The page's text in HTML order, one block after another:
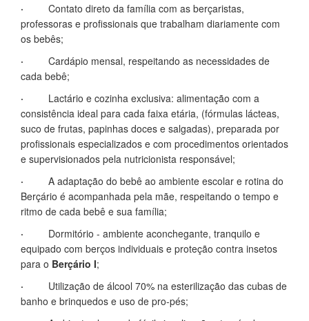
· Contato direto da família com as berçaristas,
professoras e profissionais que trabalham diariamente com
os bebês;
· Cardápio mensal, respeitando as necessidades de
cada bebê;
· Lactário e cozinha exclusiva: alimentação com a
consistência ideal para cada faixa etária, (fórmulas lácteas,
suco de frutas, papinhas doces e salgadas), preparada por
profissionais especializados e com procedimentos orientados
e supervisionados pela nutricionista responsável;
· A adaptação do bebê ao ambiente escolar e rotina do
Berçário é acompanhada pela mãe, respeitando o tempo e
ritmo de cada bebê e sua família;
· Dormitório - ambiente aconchegante, tranquilo e
equipado com berços individuais e proteção contra insetos
para o Berçário I;
· Utilização de álcool 70% na esterilização das cubas de
banho e brinquedos e uso de pro-pés;